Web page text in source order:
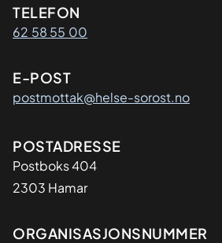
Kontaktinformasjon
TELEFON
62 58 55 00
E-POST
postmottak@helse-sorost.no
Adresse
POSTADRESSE
Postboks 404
2303 Hamar
Organisasjon
ORGANISASJONSNUMMER